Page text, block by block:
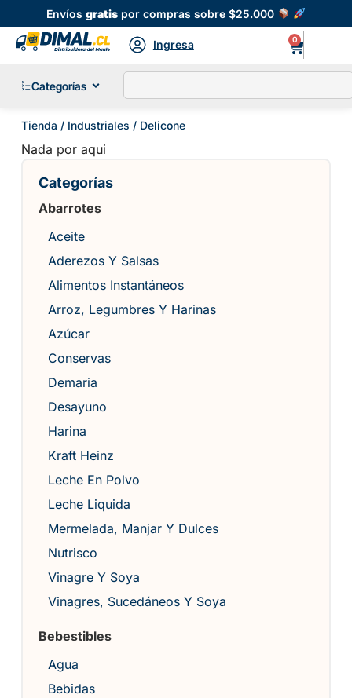
Envíosgratis por compras sobre $25.000
Ingresa 0
Categorías
Tienda / Industriales / Delicone
Categorías
Abarrotes
Aceite
Aderezos Y Salsas
Alimentos Instantáneos
Arroz, Legumbres Y Harinas
Azúcar
Conservas
Demaria
Desayuno
Harina
Kraft Heinz
Leche En Polvo
Leche Liquida
Mermelada, Manjar Y Dulces
Nutrisco
Vinagre Y Soya
Vinagres, Sucedáneos Y Soya
Bebestibles
Agua
Bebidas
Nada por aqui